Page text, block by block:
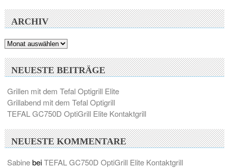
ARCHIV
Archiv
NEUESTE BEITRÄGE
Grillen mit dem Tefal Optigrill Elite
Grillabend mit dem Tefal Optigrill
TEFAL GC750D OptiGrill Elite Kontaktgrill
NEUESTE KOMMENTARE
SabinebeiTEFAL GC750D OptiGrill Elite Kontaktgrill